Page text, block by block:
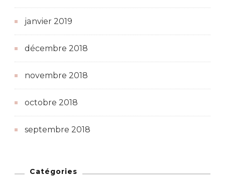
janvier 2019
décembre 2018
novembre 2018
octobre 2018
septembre 2018
Catégories